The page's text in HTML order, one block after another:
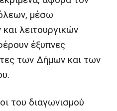
μέσω
λειτουργικών
έξυπνες
των Δήμων και των
του διαγωνισμού